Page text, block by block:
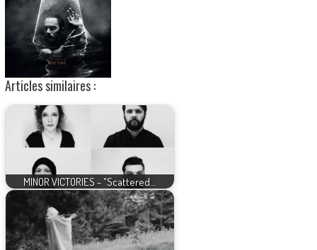
Articles similaires :
MINOR VICTORIES - "Scattered…